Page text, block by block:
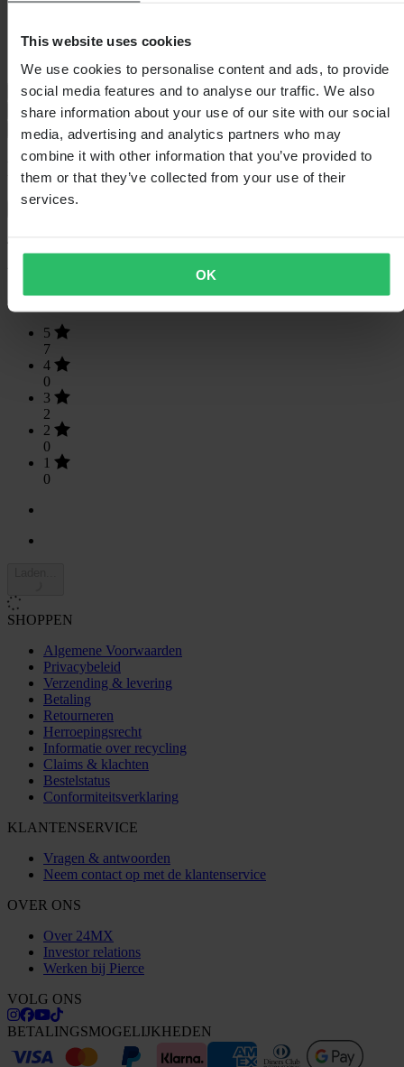
This website uses cookies
We use cookies to personalise content and ads, to provide
social media features and to analyse our traffic. We also
share information about your use of our site with our social
media, advertising and analytics partners who may
combine it with other information that you’ve provided to
them or that they’ve collected from your use of their
services.
OK
KledingmaatS
Maattabel
Verzending & retouren
Veiligheidsinformatie
Klantenbeoordelingen (9)
4.56
Gebaseerd op 9 beoordelingen
5
7
4
0
3
2
2
0
1
0
SHOPPEN
Algemene Voorwaarden
Privacybeleid
Verzending & levering
Betaling
Retourneren
Herroepingsrecht
Informatie over recycling
Claims & klachten
Bestelstatus
Conformiteitsverklaring
KLANTENSERVICE
Vragen & antwoorden
Neem contact op met de klantenservice
OVER ONS
Over 24MX
Investor relations
Werken bij Pierce
VOLG ONS
BETALINGSMOGELIJKHEDEN